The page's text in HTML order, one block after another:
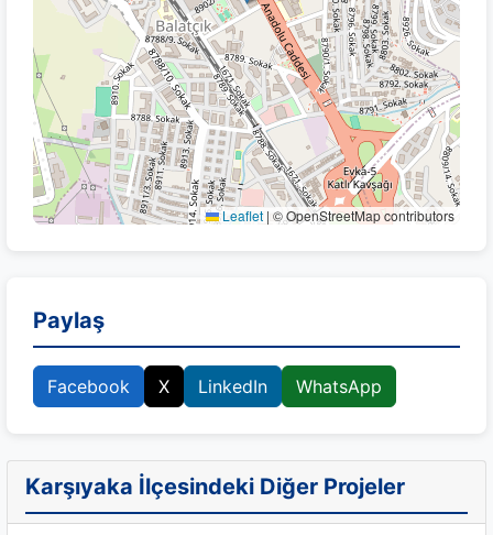
Leaflet | © OpenStreetMap contributors
Paylaş
Facebook X LinkedIn WhatsApp
Karşıyaka İlçesindeki Diğer Projeler